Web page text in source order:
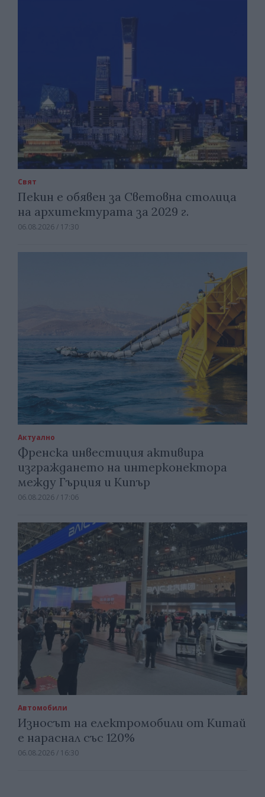
Свят
Пекин е обявен за Световна столица
на архитектурата за 2029 г.
06.08.2026 / 17:30
Актуално
Френска инвестиция активира
изграждането на интерконектора
между Гърция и Кипър
06.08.2026 / 17:06
Автомобили
Износът на електромобили от Китай
е нараснал със 120%
06.08.2026 / 16:30